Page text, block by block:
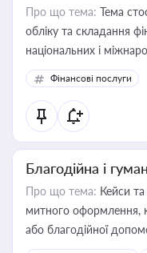
Про що тема: Тема
обліку та складання
національних і
Фінансові послуги
Благодійна і
Про що тема: Кейси
митного оформлення,
або благодійної